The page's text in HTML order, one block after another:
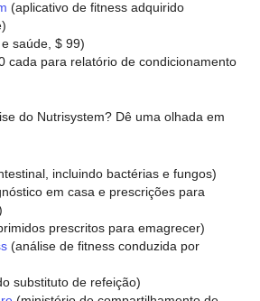
(aplicativo de fitness adquirido
saúde, $ 99)
cada para relatório de condicionamento
do Nutrisystem? Dê uma olhada em
incluindo bactérias e fungos)
em casa e prescrições para
prescritos para emagrecer)
(análise de fitness conduzida por
substituto de refeição)